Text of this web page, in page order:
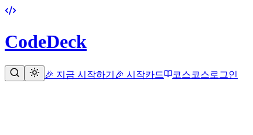
CodeDeck
🎉 지금 시작하기 🎉 시작카드 코스코스로그인